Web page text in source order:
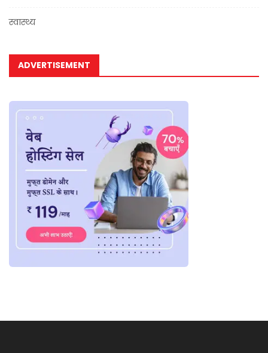
स्वास्थ्य
ADVERTISEMENT